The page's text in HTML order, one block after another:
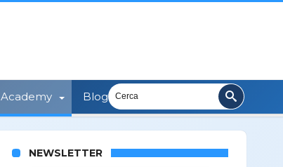
Academy Blog
NEWSLETTER